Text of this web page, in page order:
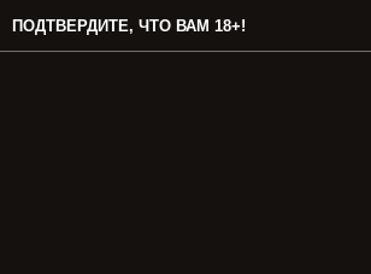
ПОДТВЕРДИТЕ, ЧТО ВАМ 18+!